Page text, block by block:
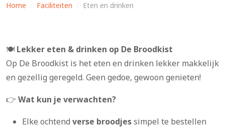
Home Faciliteiten Eten en drinken
🍽️ Lekker eten & drinken op De Broodkist
Op De Broodkist is het eten en drinken lekker makkelijk
en gezellig geregeld. Geen gedoe, gewoon genieten!
👉 Wat kun je verwachten?
Elke ochtend verse broodjessimpel te bestellen